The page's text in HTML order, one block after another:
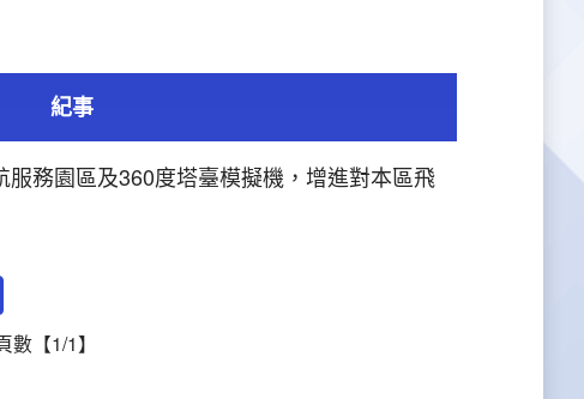
紀事
務園區及360度塔臺模擬機，增進對本區飛
【1/1】